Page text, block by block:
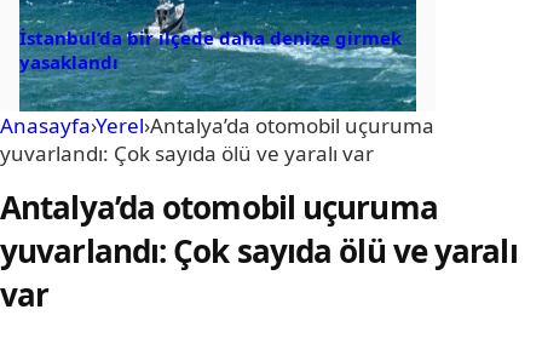
İstanbul’da bir ilçede daha denize girmek
yasaklandı
Anasayfa›Yerel›Antalya’da otomobil uçuruma
yuvarlandı: Çok sayıda ölü ve yaralı var
Antalya’da otomobil uçuruma
yuvarlandı: Çok sayıda ölü ve yaralı
var